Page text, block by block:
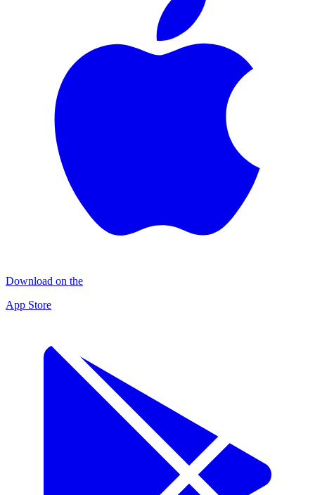
Download on the
App Store